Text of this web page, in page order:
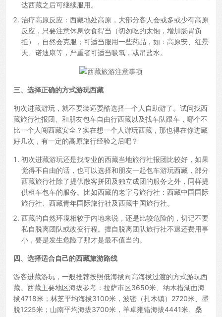
达西藏之后可继续服用。
治疗高原反应：西藏地处高原，大部分客人会或多或少有高原
反应，只要注意休息饮食得当（切勿吃的太饱，增加肠胃负
担），自然会克服；可适当服用一些药品，如：高原安、红景
天、诺迪康等，严重者可适当吸氧，或吊盐水。
三、选择正确的方式游玩西藏
初次进藏游玩，就不要装逼耍酷选择一个人自助游了。试问找西
藏旅行社报团、和朋友包车自由行西藏以及找车队跟车，哪个不
比一个人闯西藏安全？实在想一个人游玩西藏，那也得在你进藏
好几次，有一定的高原旅行经验之后吧？
初次进藏游玩还是找专业的西藏当地旅行社报团比较好，如果
觉得不自由的话，也可以选择和朋友一起包车游玩西藏，部分
西藏旅行社除了提供散客拼团及独立成团的服务之外，同样提
供租车包车的服务。比如西藏的老字号旅行社：西藏中国国际
旅行社、西藏青年国际旅行社及西藏中国旅行社。
西藏的自然环境相较于内地来说，还是比较危险的，切记不要
私自脱离团队或改变行程。擅自脱离团队旅行社不退还费用事
小，要是发生危险了那才是最不值当的。
四、选择适合自己的西藏旅游路线
游客进藏游玩，一般推荐按照低海拔向高海拔过渡的方式游玩西
藏。西藏主要地区海拔参考：拉萨市区3650米、纳木措湖面海
拔4718米；林芝平均海拔3100米，波密（扎木镇）2720米、墨
脱1225米；山南平均海拔3700米，羊卓雍错海拔4441米、桑